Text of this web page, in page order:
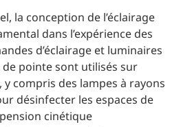
la conception de l’éclairage
dans l’expérience des
d’éclairage et luminaires
de pointe sont utilisés sur
y compris des lampes à rayons
désinfecter les espaces de
cinétique